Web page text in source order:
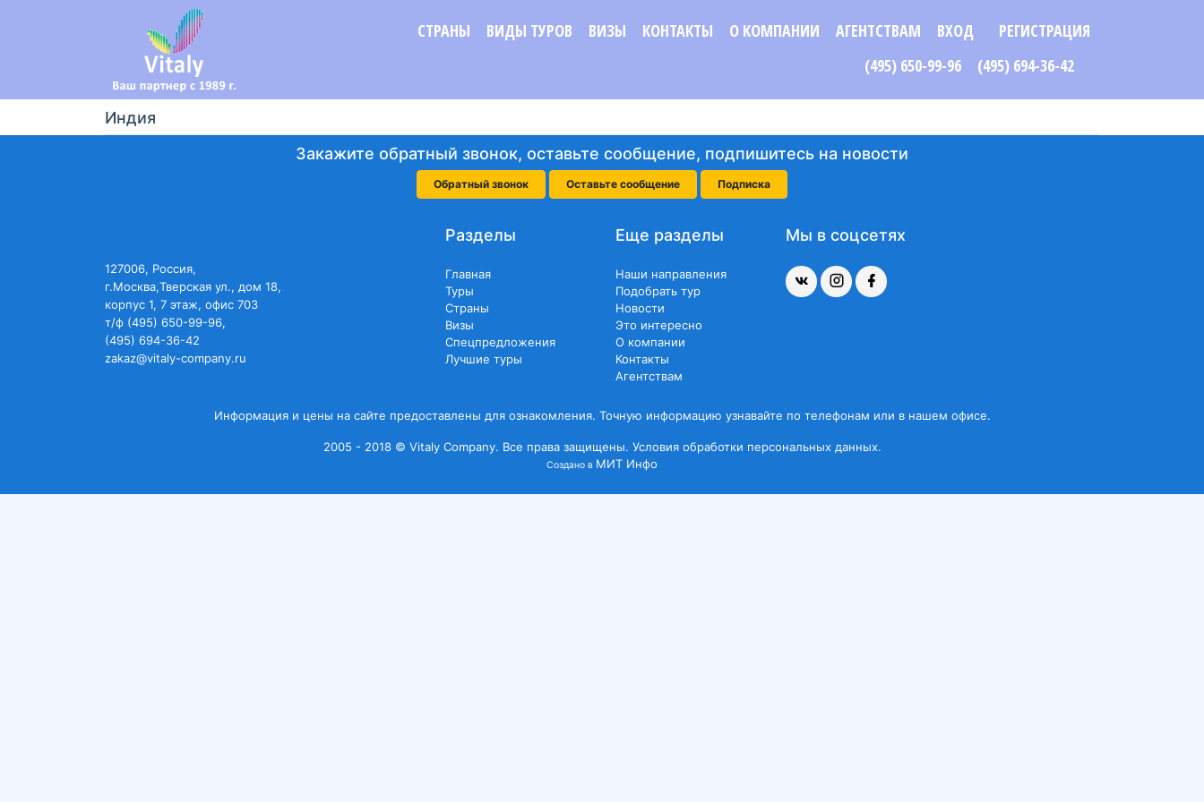
СТРАНЫ ВИДЫ ТУРОВ ВИЗЫ КОНТАКТЫ О КОМПАНИИ АГЕНТСТВАМ ВХОД
РЕГИСТРАЦИЯ
(495) 650-99-96
(495) 694-36-42
Индия
Закажите обратный звонок, оставьте сообщение, подпишитесь на новости
Обратный звонок Оставьте сообщение Подписка
127006, Россия,
г.Москва,Тверская ул., дом 18,
корпус 1, 7 этаж, офис 703
т/ф (495) 650-99-96,
(495) 694-36-42
zakaz@vitaly-company.ru
Разделы
Главная
Туры
Страны
Визы
Спецпредложения
Лучшие туры
Еще разделы
Наши направления
Подобрать тур
Новости
Это интересно
О компании
Контакты
Агентствам
Мы в соцсетях
Информация и цены на сайте предоставлены для ознакомления. Точную информацию узнавайте по телефонам или в нашем офисе.
2005 - 2018 © Vitaly Company. Все права защищены. Условия обработки персональных данных.
Создано в МИТ Инфо